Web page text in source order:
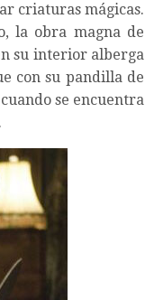
criaturas mágicas.
la obra magna de
su interior alberga
con su pandilla de
se encuentra